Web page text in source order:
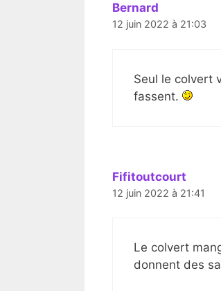
Bernard
12 juin 2022 à 21:03
Seul le colvert
fassent.
Fifitoutcourt
12 juin 2022 à 21:41
Le colvert
donnent des